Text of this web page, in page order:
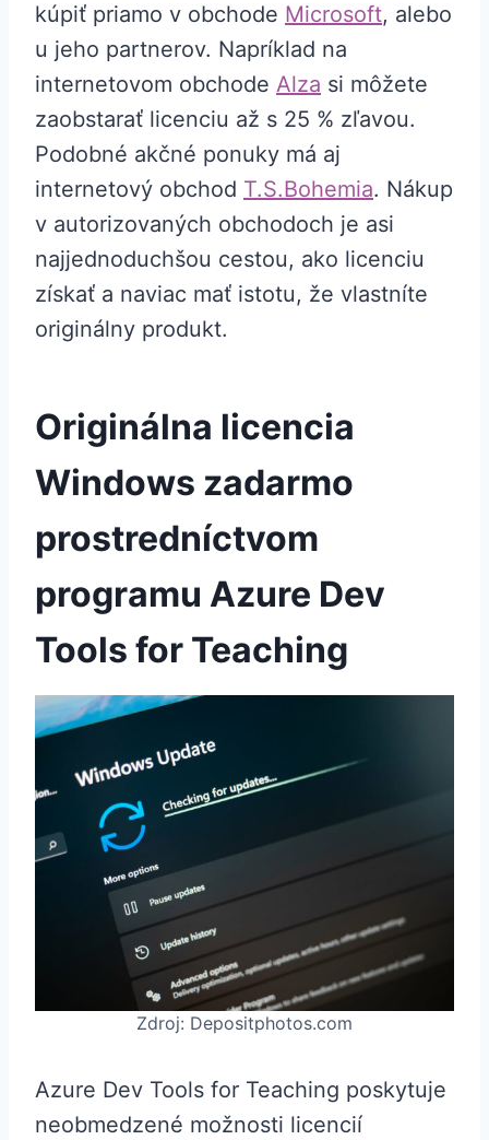
kúpiť priamo v obchode Microsoft, alebo
u jeho partnerov. Napríklad na
internetovom obchode Alza si môžete
zaobstarať licenciu až s 25 % zľavou.
Podobné akčné ponuky má aj
internetový obchod T.S.Bohemia. Nákup
v autorizovaných obchodoch je asi
najjednoduchšou cestou, ako licenciu
získať a naviac mať istotu, že vlastníte
originálny produkt.
Originálna licencia
Windows zadarmo
prostredníctvom
programu Azure Dev
Tools for Teaching
Zdroj: Depositphotos.com
Azure Dev Tools for Teaching poskytuje
neobmedzené možnosti licencií